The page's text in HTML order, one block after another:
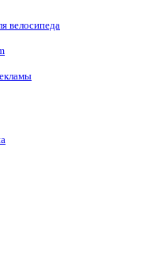
велосипеда